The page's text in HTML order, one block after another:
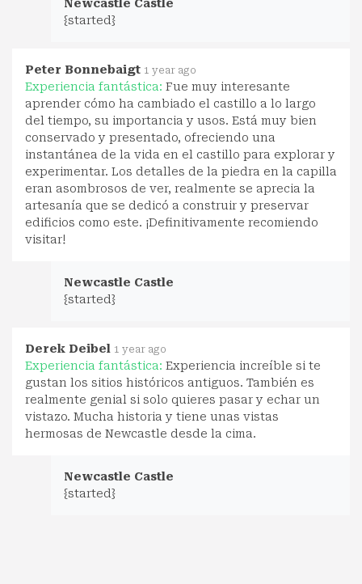
Newcastle Castle
{started}
Peter Bonnebaigt 1 year ago
Experiencia fantástica: Fue muy interesante
aprender cómo ha cambiado el castillo a lo largo
del tiempo, su importancia y usos. Está muy bien
conservado y presentado, ofreciendo una
instantánea de la vida en el castillo para explorar y
experimentar. Los detalles de la piedra en la capilla
eran asombrosos de ver, realmente se aprecia la
artesanía que se dedicó a construir y preservar
edificios como este. ¡Definitivamente recomiendo
visitar!
Newcastle Castle
{started}
Derek Deibel 1 year ago
Experiencia fantástica: Experiencia increíble si te
gustan los sitios históricos antiguos. También es
realmente genial si solo quieres pasar y echar un
vistazo. Mucha historia y tiene unas vistas
hermosas de Newcastle desde la cima.
Newcastle Castle
{started}